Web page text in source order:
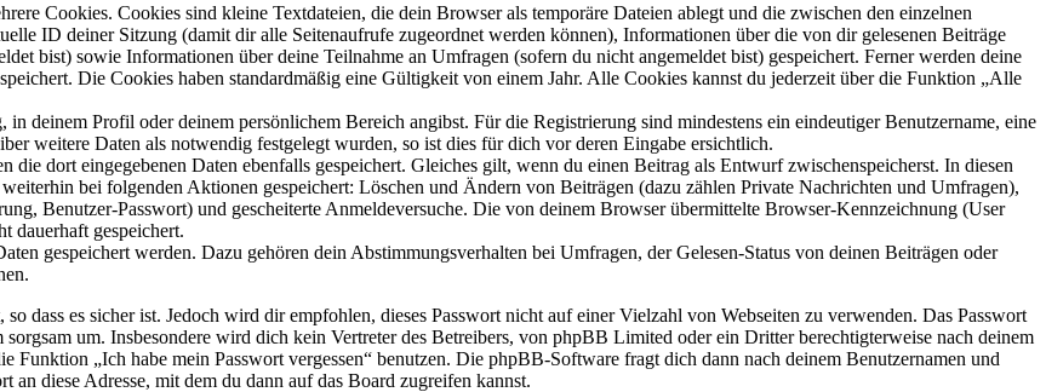
Cookies. Cookies sind kleine Textdateien, die dein Browser als temporäre Dateien ablegt und die zwischen den einzelnen
ID deiner Sitzung (damit dir alle Seitenaufrufe zugeordnet werden können), Informationen über die von dir gelesenen Beiträge
bist) sowie Informationen über deine Teilnahme an Umfragen (sofern du nicht angemeldet bist) gespeichert. Ferner werden deine
Die Cookies haben standardmäßig eine Gültigkeit von einem Jahr. Alle Cookies kannst du jederzeit über die Funktion „Alle
deinem Profil oder deinem persönlichem Bereich angibst. Für die Registrierung sind mindestens ein eindeutiger Benutzername, eine
weitere Daten als notwendig festgelegt wurden, so ist dies für dich vor deren Eingabe ersichtlich.
die dort eingegebenen Daten ebenfalls gespeichert. Gleiches gilt, wenn du einen Beitrag als Entwurf zwischenspeicherst. In diesen
bei folgenden Aktionen gespeichert: Löschen und Ändern von Beiträgen (dazu zählen Private Nachrichten und Umfragen),
Benutzer-Passwort) und gescheiterte Anmeldeversuche. Die von deinem Browser übermittelte Browser-Kennzeichnung (User
dauerhaft gespeichert.
gespeichert werden. Dazu gehören dein Abstimmungsverhalten bei Umfragen, der Gelesen-Status von deinen Beiträgen oder
dass es sicher ist. Jedoch wird dir empfohlen, dieses Passwort nicht auf einer Vielzahl von Webseiten zu verwenden. Das Passwort
um. Insbesondere wird dich kein Vertreter des Betreibers, von phpBB Limited oder ein Dritter berechtigterweise nach deinem
Funktion „Ich habe mein Passwort vergessen“ benutzen. Die phpBB-Software fragt dich dann nach deinem Benutzernamen und
an diese Adresse, mit dem du dann auf das Board zugreifen kannst.